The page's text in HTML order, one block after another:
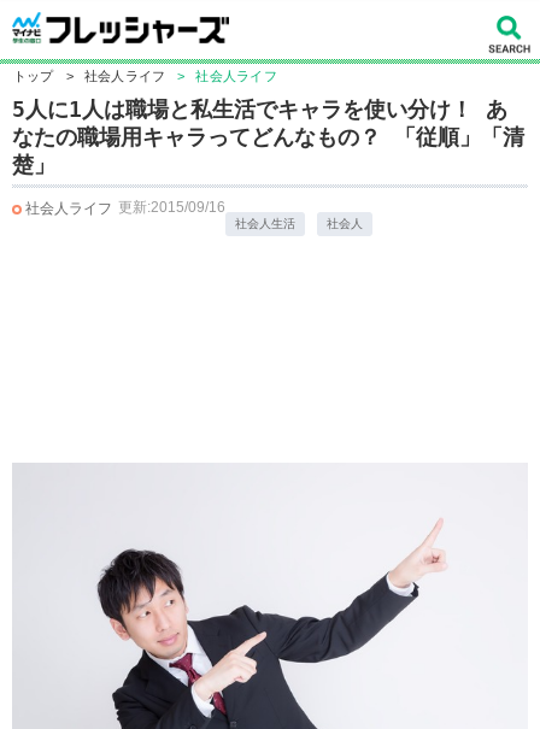
トップ > 社会人ライフ > 社会人ライフ
5人に1人は職場と私生活でキャラを使い分け！ あ
なたの職場用キャラってどんなもの？ 「従順」「清
楚」
社会人ライフ 更新:2015/09/16
社会人生活 社会人